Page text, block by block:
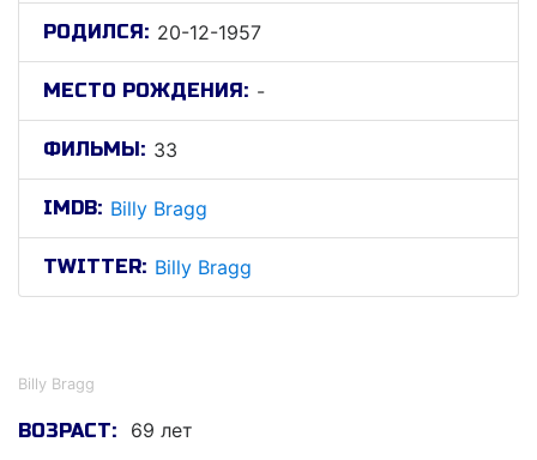
РОДИЛСЯ: 20-12-1957
МЕСТО РОЖДЕНИЯ: -
ФИЛЬМЫ: 33
IMDB: Billy Bragg
TWITTER: Billy Bragg
Billy Bragg
ВОЗРАСТ: 69 лет